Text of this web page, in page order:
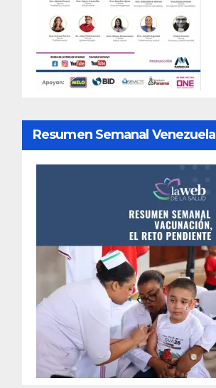
Resumen Semanal Venezuela